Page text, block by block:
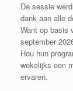
De sessie
dank aan alle
Want op basis
september
Hou hun
wekelijks een
ervaren.